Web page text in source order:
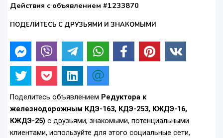
Действия с объявлением #1233870
ПОДЕЛИТЕСЬ С ДРУЗЬЯМИ И ЗНАКОМЫМИ
Поделитесь объявлением Редуктора к
железнодорожным КДЭ-163, КДЭ-253, КЖДЭ-16,
КЖДЭ-25) с друзьями, знакомыми, потенциальными
клиентами, используйте для этого социальные сети,